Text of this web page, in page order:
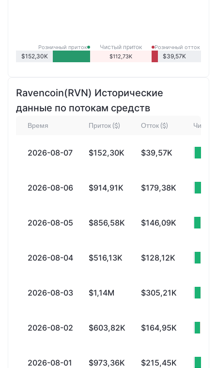
Розничный приток
$152,30K
Чистый приток
розничных продаж
$112,73K
Розничный отток
$39,57K
Ravencoin(RVN) Исторические
данные по потокам средств
Время Приток ($) Отток ($)
2026-08-07 $152,30K $39,57K
2026-08-06 $914,91K $179,38K
2026-08-05 $856,58K $146,09K
2026-08-04 $516,13K $128,12K
2026-08-03 $1,14M $305,21K
2026-08-02 $603,82K $164,95K
2026-08-01 $973,36K $215,45K